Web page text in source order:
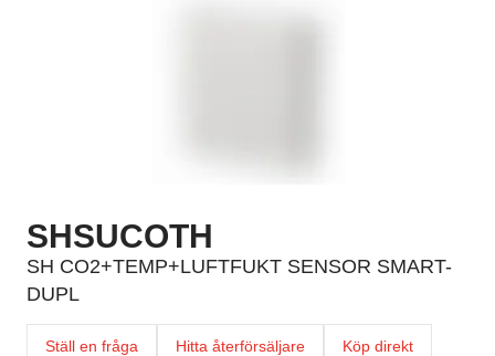
SHSUCOTH
SH CO2+TEMP+LUFTFUKT SENSOR SMART-
DUPL
Ställ en fråga Hitta återförsäljare Köp direkt